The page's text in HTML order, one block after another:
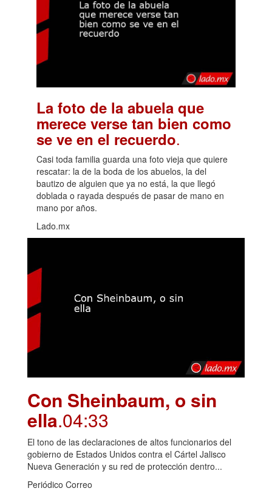
La foto de la abuela que
merece verse tan bien como
se ve en el recuerdo.
Casi toda familia guarda una foto vieja que quiere
rescatar: la de la boda de los abuelos, la del
bautizo de alguien que ya no está, la que llegó
doblada o rayada después de pasar de mano en
mano por años.
Lado.mx
Con Sheinbaum, o sin
ella.04:33
El tono de las declaraciones de altos funcionarios del
gobierno de Estados Unidos contra el Cártel Jalisco
Nueva Generación y su red de protección dentro...
Periódico Correo